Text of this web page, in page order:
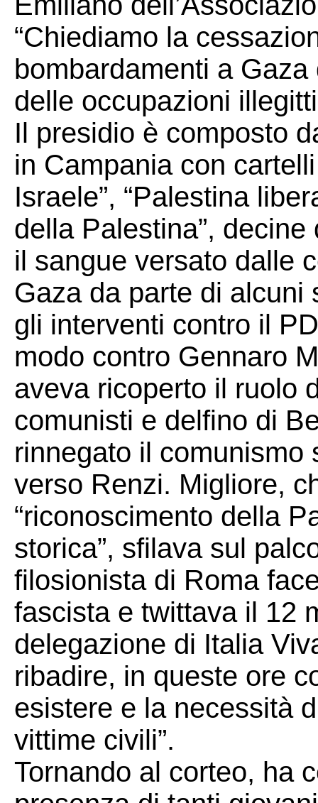
“Chiediamo la
bombardamenti a
delle occupazioni
Il presidio è composto
in Campania con
Israele”, “Palestina
della Palestina”,
il sangue versato dalle
Gaza da parte di alcuni
gli interventi contro il
modo contro Gennaro
aveva ricoperto il ruolo
comunisti e delfino di
rinnegato il comunismo
verso Renzi. Migliore,
“riconoscimento della
storica”, sfilava sul
filosionista di Roma
fascista e twittava il 12
delegazione di Italia
ribadire, in queste ore
esistere e la necessità
vittime civili”.
Tornando al corteo, ha